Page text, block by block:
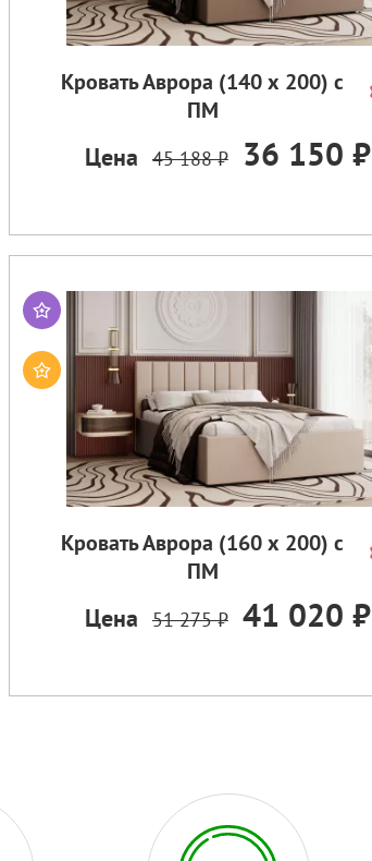
Кровать Аврора (140 х 200) с
ПМ
Цена 45 188 ₽ 36 150 ₽
Кровать Аврора (160 х 200) с
ПМ
Цена 51 275 ₽ 41 020 ₽